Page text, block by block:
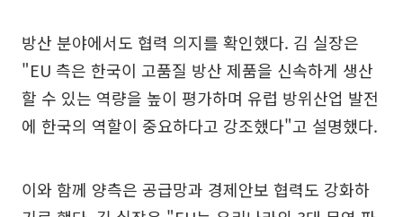
방산 분야에서도 협력 의지를 확인했다. 김 실장은
"EU 측은 한국이 고품질 방산 제품을 신속하게 생산
할 수 있는 역량을 높이 평가하며 유럽 방위산업 발전
에 한국의 역할이 중요하다고 강조했다"고 설명했다.
이와 함께 양측은 공급망과 경제안보 협력도 강화하